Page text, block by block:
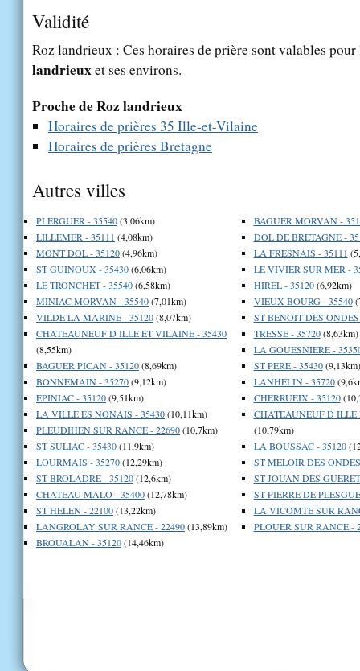
Validité
Roz landrieux : Ces horaires de prière sont valables
landrieuxet ses environs.
Proche de Roz landrieux
Horaires de prières 35 Ille-et-Vilaine
Horaires de prières Bretagne
Autres villes
PLERGUER - 35540(3,06km)
LILLEMER - 35111 (4,08km)
MONT DOL - 35120(4,96km)
ST GUINOUX - 35430(6,06km)
LE TRONCHET - 35540(6,58km)
MINIAC MORVAN - 35540(7,01km)
VILDE LA MARINE - 35120(8,07km)
CHATEAUNEUF D ILLE ET VILAINE - 35430
(8,55km)
BAGUER PICAN - 35120(8,69km)
BONNEMAIN - 35270(9,12km)
EPINIAC - 35120(9,51km)
LA VILLE ES NONAIS - 35430(10,11km)
PLEUDIHEN SUR RANCE - 22690(10,7km)
ST SULIAC - 35430(11,9km)
LOURMAIS - 35270(12,29km)
ST BROLADRE - 35120(12,6km)
CHATEAU MALO - 35400(12,78km)
ST HELEN - 22100(13,22km)
LANGROLAY SUR RANCE - 22490(13,89km)
BROUALAN - 35120(14,46km)
BAGUER MORVAN -
DOL DE BRETAGNE -
LA FRESNAIS - 35111
LE VIVIER SUR MER -
HIREL - 35120(6,92km)
VIEUX BOURG - 35540
ST BENOIT DES
TRESSE - 35720(8,63km)
LA GOUESNIERE -
ST PERE - 35430(9,13km)
LANHELIN - 35720
CHERRUEIX - 35120
CHATEAUNEUF D ILLE
(10,79km)
LA BOUSSAC - 35120
ST MELOIR DES
ST JOUAN DES
ST PIERRE DE
LA VICOMTE SUR
PLOUER SUR RANCE -